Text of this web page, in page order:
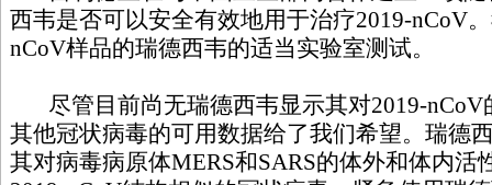
西韦是否可以安全有效地用于治疗2019-nCoV
nCoV样品的瑞德西韦的适当实验室测试。
尽管目前尚无瑞德西韦显示其对2019-nCoV
其他冠状病毒的可用数据给了我们希望。瑞德
其对病毒病原体MERS和SARS的体外和体内活